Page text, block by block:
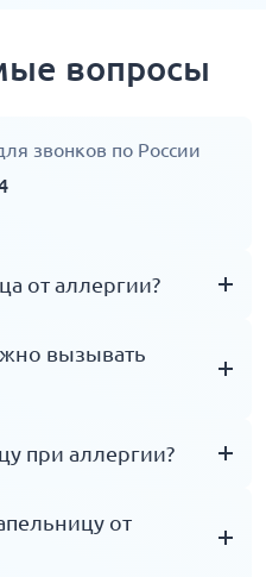
вопросы
звонков по России
от аллергии?
при выраженной
назначению врача: зуд,
защиты от
вызывать
затруднение
признаки возможной
нужна экстренная
при аллергии?
использоваться
от